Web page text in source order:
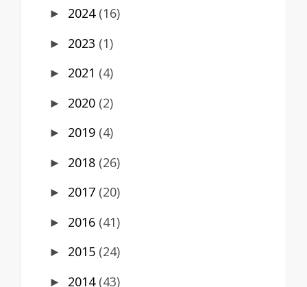
► 2024 (16)
► 2023 (1)
► 2021 (4)
► 2020 (2)
► 2019 (4)
► 2018 (26)
► 2017 (20)
► 2016 (41)
► 2015 (24)
► 2014 (43)